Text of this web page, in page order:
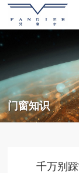
门窗知识
千万别